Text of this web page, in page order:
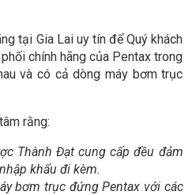
tại Gia Lai uy tín để Quý khách
chính hãng của Pentax trong
và có cả dòng máy bơm trục
rằng:
Thành Đạt cung cấp đều đảm
khẩu đi kèm.
bơm trục đứng Pentax với các